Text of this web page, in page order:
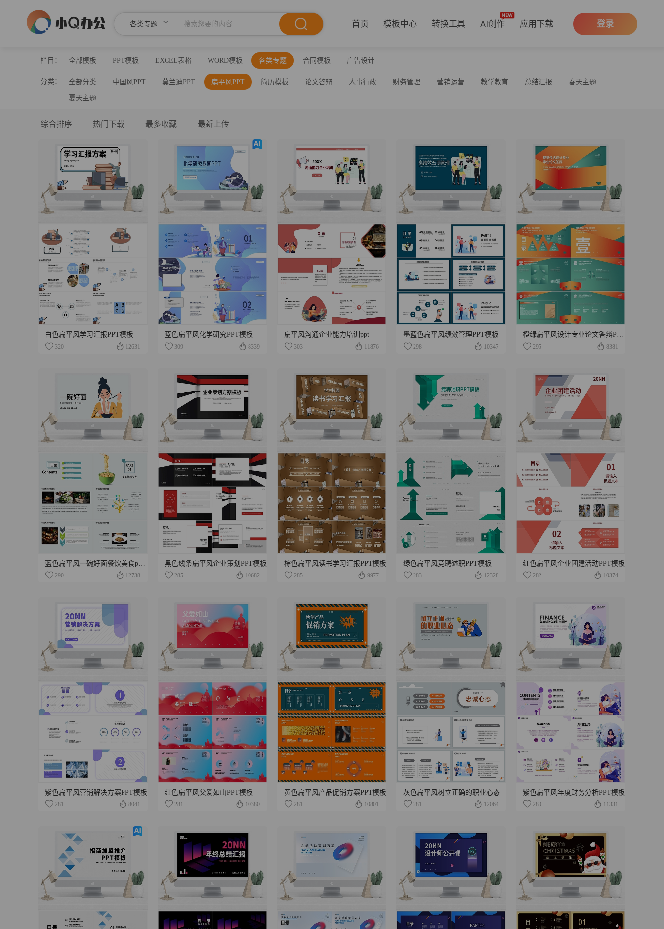
各类专题 首页 模板中心 转换工具 AI创作 应用下载 登录
栏目： 全部模板 PPT模板 EXCEL表格 WORD模板 各类专题 合同模板 广告设计
分类： 全部分类 中国风PPT 莫兰迪PPT 扁平风PPT 简历模板 论文答辩 人事行政 财务管理 营销运营 教学教育 总结汇报 春天主题
夏天主题
综合排序 热门下载 最多收藏 最新上传
白色扁平风学习汇报PPT模板
320 12631
蓝色扁平风化学研究PPT模板
309 8339
扁平风沟通企业能力培训ppt
303 11876
墨蓝色扁平风绩效管理PPT模板
298 10347 295 8381
290 12738
黑色线条扁平风企业策划PPT模板
285 10682
棕色扁平风读书学习汇报PPT模板
285 9977
绿色扁平风竞聘述职PPT模板
283 12328
红色扁平风企业团建活动PPT模板
282 10374
紫色扁平风营销解决方案PPT模板
281 8041
红色扁平风父爱如山PPT模板
281 10380
黄色扁平风产品促销方案PPT模板
281 10801
灰色扁平风树立正确的职业心态
281 12064
紫色扁平风年度财务分析PPT模板
280 11331